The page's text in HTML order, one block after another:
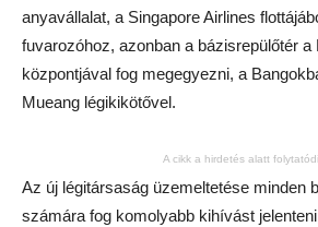
anyavállalat, a Singapore Airlines
fuvarozóhoz, azonban a bázisrepülőtér a
központjával fog megegyezni, a
Mueang légikikötővel.
A cikk a hirdetés alatt
Az új légitársaság üzemeltetése minden
számára fog komolyabb kihívást